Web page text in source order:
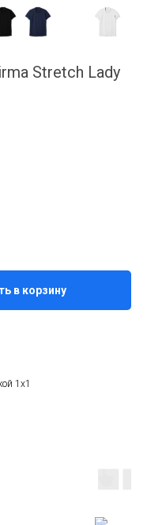
Stretch Lady
в корзину
1x1